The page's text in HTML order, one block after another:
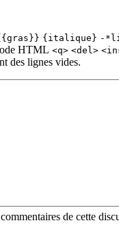
{italique} -
HTML <q> <del>
des lignes vides.
de cette